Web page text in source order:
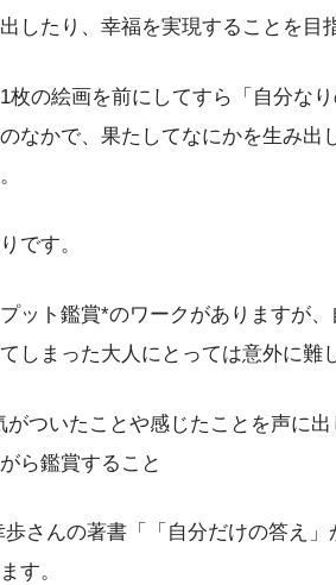
したり、幸福を実現することを目
枚の絵画を前にしてすら「自分な
なかで、果たしてなにかを生み出
です。
ット鑑賞*のワークがありますが
しまった大人にとっては意外に難
がついたことや感じたことを声に
ら鑑賞すること
さんの著書「「自分だけの答え
す。